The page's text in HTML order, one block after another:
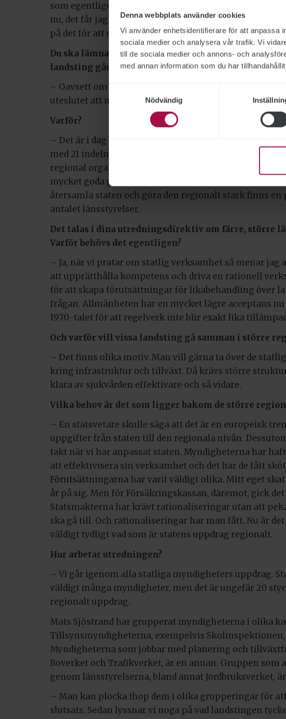
Denna webbplats använder cookies
Vi använder enhetsidentifierare för att anpassa
sociala medier och analysera vår trafik. Vi
till de sociala medier och annons- och
med annan information som du har
Nödvändig
som egentligen är statens regionala uppgift. Jag ska
nu, det får jag återkomma till i mitt betänkande. Vi
på det för att det ska bli stabilt och bra.
Du ska lämna förslag på en ändrad länsindelning i de
landsting går samman. Hur tänker du kring det?
– Oavsett om regionbildning blir av eller inte så är det
uteslutet att mitt förslag skulle bli 21 länsstyrelser. Det
Varför?
– Det är i dag bara polisen och länsstyrelserna själva
med 21 indelningar. Alla andra statliga myndigheter
regional organisation med mellan fem och tio enheter.
mycket goda grunder, för att deras verksamhet ska bli
återsamla staten och göra den regionalt stark finns en
antalet länsstyrelser.
Det talas i dina utredningsdirektiv om färre, större
Varför behövs det egentligen?
– Ja, när vi pratar om statlig verksamhet så menar jag
att upprätthålla kompetens och driva en rationell
för att skapa förutsättningar för likabehandling över
frågan. Allmänheten har en mycket lägre acceptans
1970-talet för att regelverk inte blir exakt lika
Och varför vill vissa landsting gå samman i större
– Det finns olika motiv. Man vill gärna ta över de
kring infrastruktur och tillväxt. Då krävs större
klara av sjukvården effektivare och så vidare.
Vilka behov är det som ligger bakom de större
– En statsvetare skulle säga att det är en europeisk
uppgifter från staten till den regionala nivån.
takt när vi har anpassat staten. Myndigheterna har
att effektivisera sin verksamhet och det har de fått
Förutsättningarna har varit väldigt olika. Mitt eget
år på sig. Men för Försäkringskassan, däremot, gick
Statsmakterna har krävt rationaliseringar utan att
ska gå till. Och rationaliseringar har man fått. Nu är det
väldigt tydligt vad som är statens uppdrag regionalt.
Hur arbetar utredningen?
– Vi går igenom alla statliga myndigheters uppdrag.
väldigt många myndigheter, men det är ungefär 20
regionalt uppdrag.
Mats Sjöstrand har grupperat myndigheterna i olika
Tillsynsmyndigheterna, exempelvis Skolinspektionen,
Myndigheterna som jobbar med planering och
Boverket och Trafikverket, är en annan. Gruppen som
genom länsstyrelserna, bland annat Jordbruksverket,
– Man kan plocka ihop dem i olika grupperingar för
slutsats. Sedan lyssnar vi noga på vad landstingen